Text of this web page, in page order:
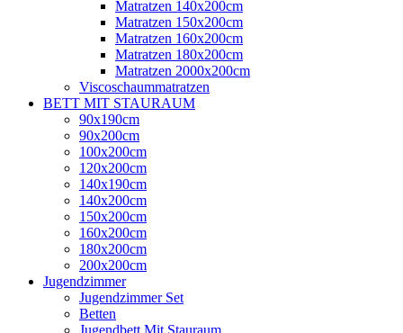
Matratzen 140x200cm
Matratzen 150x200cm
Matratzen 160x200cm
Matratzen 180x200cm
Matratzen 2000x200cm
Viscoschaummatratzen
BETT MIT STAURAUM
90x190cm
90x200cm
100x200cm
120x200cm
140x190cm
140x200cm
150x200cm
160x200cm
180x200cm
200x200cm
Jugendzimmer
Jugendzimmer Set
Betten